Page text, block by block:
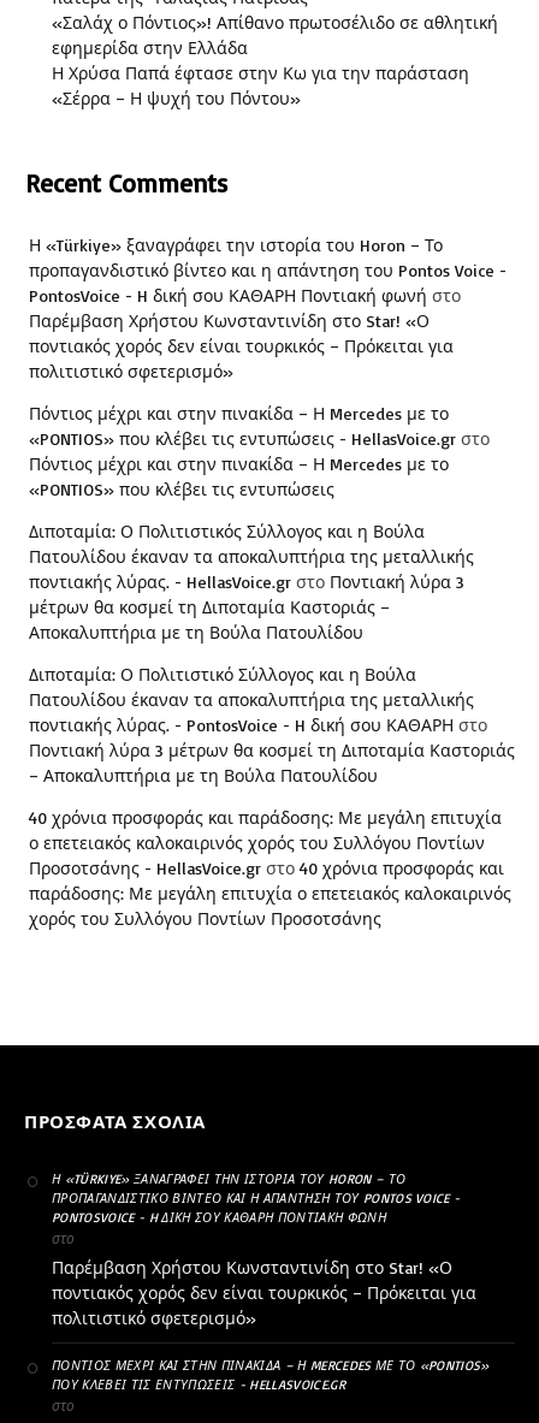
«Σαλάχ ο Πόντιος»! Απίθανο πρωτοσέλιδο σε αθλητική
εφημερίδα στην Ελλάδα
Η Χρύσα Παπά έφτασε στην Κω για την παράσταση
«Σέρρα – Η ψυχή του Πόντου»
Recent Comments
Η «Türkiye» ξαναγράφει την ιστορία του Horon – Το
προπαγανδιστικό βίντεο και η απάντηση του Pontos Voice -
PontosVoice - H δική σου ΚΑΘΑΡΗ Ποντιακή φωνή στο
Παρέμβαση Χρήστου Κωνσταντινίδη στο Star! «Ο
ποντιακός χορός δεν είναι τουρκικός – Πρόκειται για
πολιτιστικό σφετερισμό»
Πόντιος μέχρι και στην πινακίδα – Η Mercedes με το
«PONTIOS» που κλέβει τις εντυπώσεις - HellasVoice.gr στο
Πόντιος μέχρι και στην πινακίδα – Η Mercedes με το
«PONTIOS» που κλέβει τις εντυπώσεις
Διποταμία: Ο Πολιτιστικός Σύλλογος και η Βούλα
Πατουλίδου έκαναν τα αποκαλυπτήρια της μεταλλικής
ποντιακής λύρας. - HellasVoice.gr στο Ποντιακή λύρα 3
μέτρων θα κοσμεί τη Διποταμία Καστοριάς –
Αποκαλυπτήρια με τη Βούλα Πατουλίδου
Διποταμία: Ο Πολιτιστικό Σύλλογος και η Βούλα
Πατουλίδου έκαναν τα αποκαλυπτήρια της μεταλλικής
ποντιακής λύρας. - PontosVoice - H δική σου ΚΑΘΑΡΗ στο
Ποντιακή λύρα 3 μέτρων θα κοσμεί τη Διποταμία Καστοριάς
– Αποκαλυπτήρια με τη Βούλα Πατουλίδου
40 χρόνια προσφοράς και παράδοσης: Με μεγάλη επιτυχία
ο επετειακός καλοκαιρινός χορός του Συλλόγου Ποντίων
Προσοτσάνης - HellasVoice.gr στο 40 χρόνια προσφοράς και
παράδοσης: Με μεγάλη επιτυχία ο επετειακός καλοκαιρινός
χορός του Συλλόγου Ποντίων Προσοτσάνης
ΠΡΌΣΦΑΤΑ ΣΧΌΛΙΑ
Η «TÜRKIYE» ΞΑΝΑΓΡΆΦΕΙ ΤΗΝ ΙΣΤΟΡΊΑ ΤΟΥ HORON – ΤΟ
ΠΡΟΠΑΓΑΝΔΙΣΤΙΚΌ ΒΊΝΤΕΟ ΚΑΙ Η ΑΠΆΝΤΗΣΗ ΤΟΥ PONTOS VOICE -
PONTOSVOICE - H ΔΙΚΉ ΣΟΥ ΚΑΘΑΡΗ ΠΟΝΤΙΑΚΉ ΦΩΝΉ
στο
Παρέμβαση Χρήστου Κωνσταντινίδη στο Star! «Ο
ποντιακός χορός δεν είναι τουρκικός – Πρόκειται για
πολιτιστικό σφετερισμό»
ΠΌΝΤΙΟΣ ΜΈΧΡΙ ΚΑΙ ΣΤΗΝ ΠΙΝΑΚΊΔΑ – Η MERCEDES ΜΕ ΤΟ «PONTIOS»
ΠΟΥ ΚΛΈΒΕΙ ΤΙΣ ΕΝΤΥΠΏΣΕΙΣ - HELLASVOICE.GR
στο